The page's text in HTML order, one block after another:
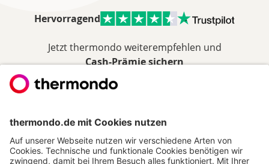
Hervorragend
Jetzt thermondo weiterempfehlen und
Cash-Prämie sichern
THERMONDO